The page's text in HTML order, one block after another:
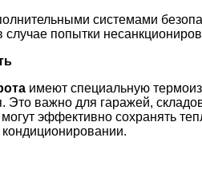
системами
попытки
имеют специальную
Это важно для гаражей,
эффективно сохранять
кондиционировании.